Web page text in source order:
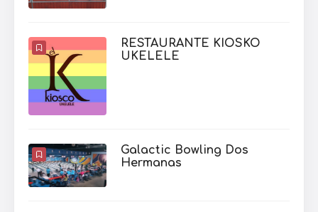
RESTAURANTE KIOSKO
UKELELE
Galactic Bowling Dos
Hermanas